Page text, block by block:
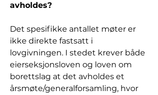
avholdes?
Det spesifikke antallet møter er
ikke direkte fastsatt i
lovgivningen. I stedet krever både
eierseksjonsloven og loven om
borettslag at det avholdes et
årsmøte/generalforsamling, hvor